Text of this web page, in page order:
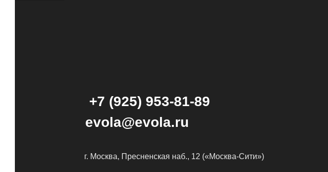
г. Москва, Пресненская наб., 12 («Москва-Сити»)
+7 (925) 953-81-89
evola@evola.ru